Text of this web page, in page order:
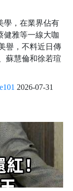
學，在業界佔有
健雅等一線大咖
譽，不料近日傳
蘇慧倫和徐若瑄
2026-07-31